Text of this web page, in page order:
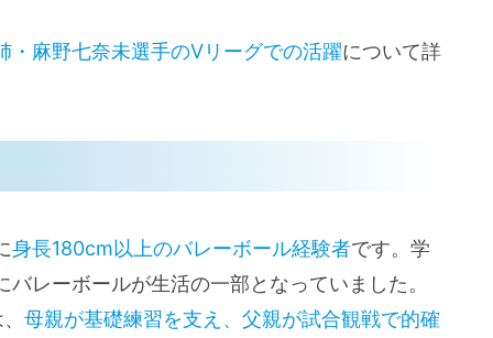
・麻野七奈未選手のVリーグでの活躍について詳
身長180cm以上のバレーボール経験者です。学
レーボールが生活の一部となっていました。
母親が基礎練習を支え、父親が試合観戦で的確